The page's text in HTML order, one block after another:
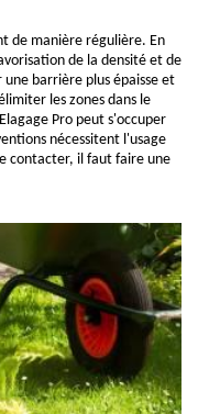
de manière régulière. En
de la densité et de
barrière plus épaisse et
les zones dans le
Pro peut s'occuper
nécessitent l'usage
contacter, il faut faire une